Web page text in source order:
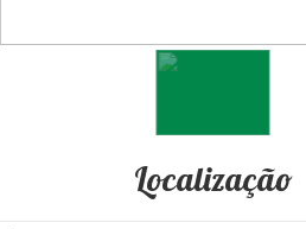
Localização